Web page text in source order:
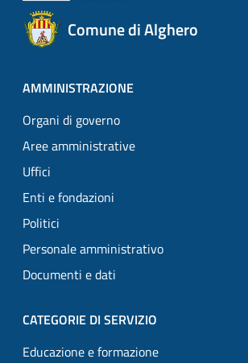
Comune di Alghero
AMMINISTRAZIONE
Organi di governo
Aree amministrative
Uffici
Enti e fondazioni
Politici
Personale amministrativo
Documenti e dati
CATEGORIE DI SERVIZIO
Educazione e formazione